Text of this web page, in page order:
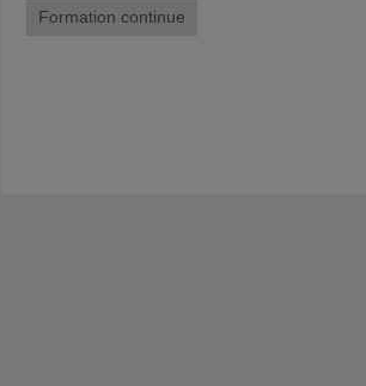
Formation continue